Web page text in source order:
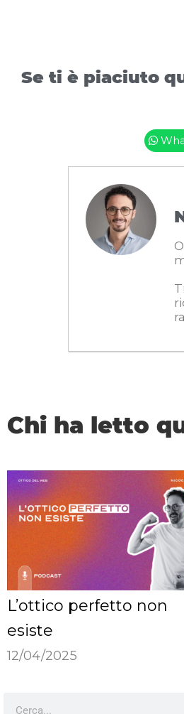
Se ti è piaciuto
Chi ha letto
L’ottico perfetto non
esiste
12/04/2025